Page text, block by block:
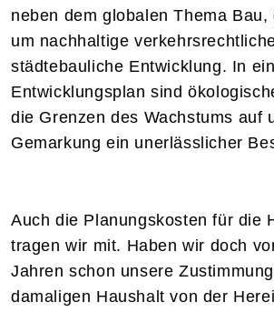
neben dem globalen Thema Bau,
um nachhaltige
städtebauliche Entwicklung. In
Entwicklungsplan sind
die Grenzen des Wachstums auf
Gemarkung ein unerlässlicher
Auch die Planungskosten für die
tragen wir mit. Haben wir doch
Jahren schon unsere
damaligen Haushalt von der